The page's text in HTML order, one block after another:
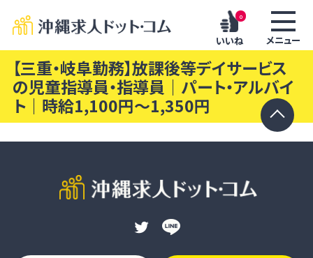
0
いいね メニュー
【三重・岐阜勤務】放課後等デイサービス
の児童指導員・指導員｜パート・アルバイ
ト｜時給1,100円〜1,350円